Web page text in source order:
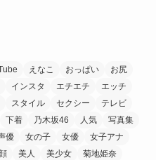
えなこ おっぱい
お尻
インスタ エチエチ
エッチ
スタイル セクシー
テレビ
下着 乃木坂46 人気
写真集
優 女の子 女優
女子アナ
美人 美少女
菊地姫奈